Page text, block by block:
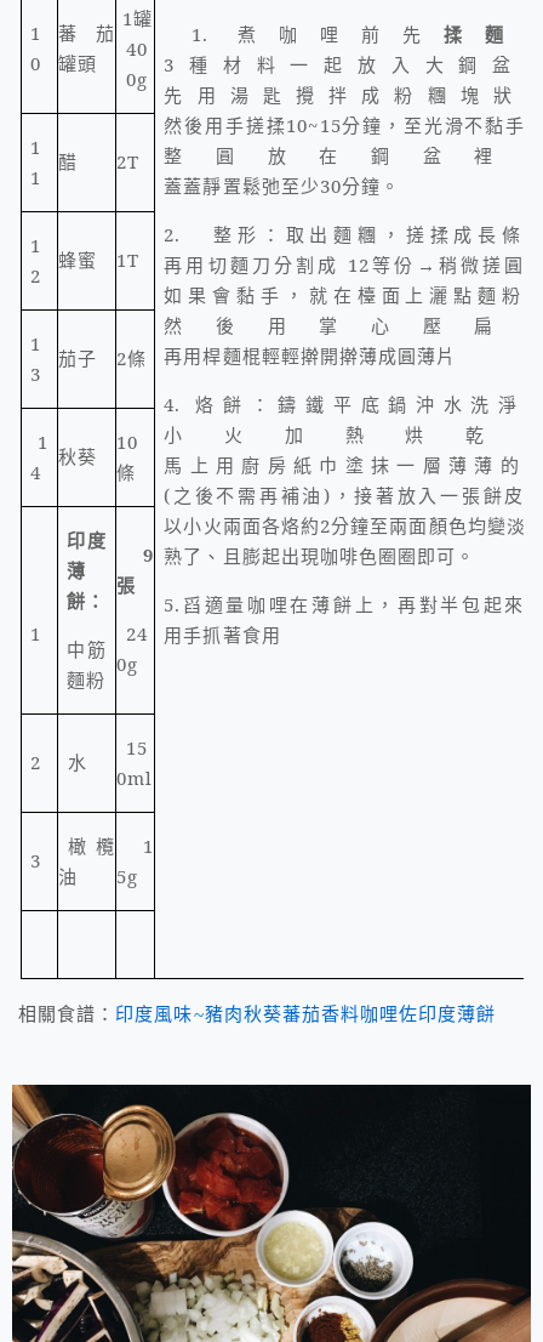
1. 煮咖哩前先 揉麵
3 種材料一起放入大鋼盆
先用湯匙攪拌成粉糰塊狀
然後用手搓揉10~15分鐘，至光滑不黏手
整圓放在鋼盆裡
蓋蓋靜置鬆弛至少30分鐘。
2. 整形：取出麵糰，搓揉成長條
再用切麵刀分割成 12等份→稍微搓圓
如果會黏手，就在檯面上灑點麵粉
然後用掌心壓扁
再用桿麵棍輕輕擀開擀薄成圓薄片
4.烙餅：鑄鐵平底鍋沖水洗淨
小火加熱烘乾
馬上用廚房紙巾塗抹一層薄薄的
( 之後不需再補油 ) ，接著放入一張餅皮
以小火兩面各烙約2分鐘至兩面顏色均變淡
熟了、且膨起出現咖啡色圈圈即可。
5. 舀適量咖哩在薄餅上，再對半包起來
用手抓著食用
1
0
蕃茄
罐頭
1罐
40
0g
1
1
醋 2T
1
2
蜂蜜 1T
1
3
茄子 2條
1
4
秋葵
10
條
1
印度
薄
餅：
中筋
麵粉
9
張
24
0g
2 水
15
0ml
3
橄欖
油
1
5g
相關食譜： 印度風味~豬肉秋葵蕃茄香料咖哩佐印度薄餅